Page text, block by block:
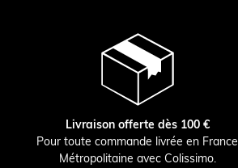
Livraison offerte dès 100 €
Pour toute commande livrée en France
Métropolitaine avec Colissimo.